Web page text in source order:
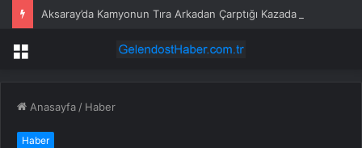
Menü
Anasayfa / Haber
Haber